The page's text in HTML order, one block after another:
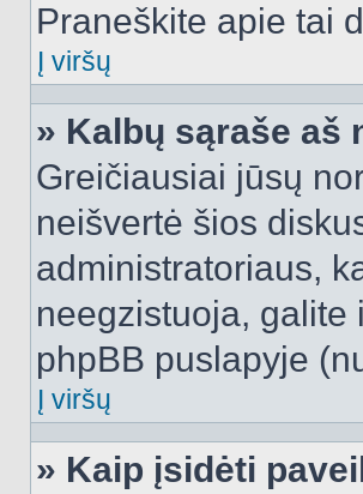
Praneškite apie tai
Į viršų
» Kalbų sąraše aš
Greičiausiai jūsų
neišvertė šios
administratoriaus,
neegzistuoja, galite
phpBB puslapyje
Į viršų
» Kaip įsidėti